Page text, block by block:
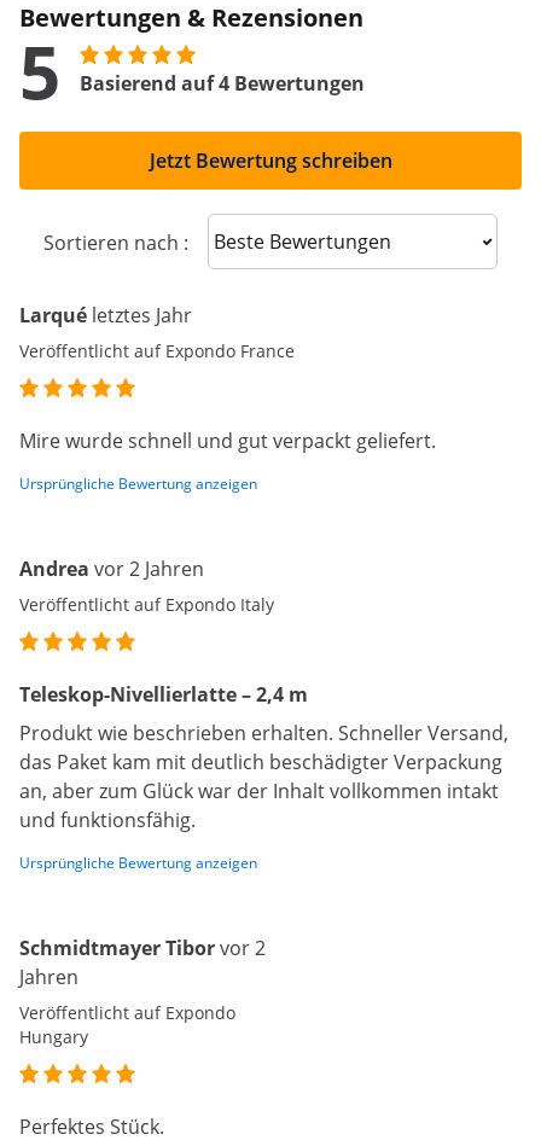
Bewertungen & Rezensionen
5 Basierend auf 4 Bewertungen
Jetzt Bewertung schreiben
Sortieren nach : Sort reviews
Larqué letztes Jahr
Veröffentlicht auf Expondo France
Mire wurde schnell und gut verpackt geliefert.
Ursprüngliche Bewertung anzeigen
Andrea vor 2 Jahren
Veröffentlicht auf Expondo Italy
Teleskop-Nivellierlatte – 2,4 m
Produkt wie beschrieben erhalten. Schneller Versand,
das Paket kam mit deutlich beschädigter Verpackung
an, aber zum Glück war der Inhalt vollkommen intakt
und funktionsfähig.
Ursprüngliche Bewertung anzeigen
Schmidtmayer Tiborvor 2
Jahren
Veröffentlicht auf Expondo
Hungary
Perfektes Stück.